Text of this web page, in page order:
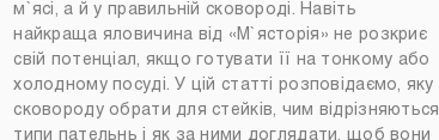
м`ясі, а й у правильній сковороді. Навіть
найкраща яловичина від «М`ясторія» не розкриє
свій потенціал, якщо готувати її на тонкому або
холодному посуді. У цій статті розповідаємо, яку
сковороду обрати для стейків, чим відрізняються
типи пательнь і як за ними доглядати, щоб вони